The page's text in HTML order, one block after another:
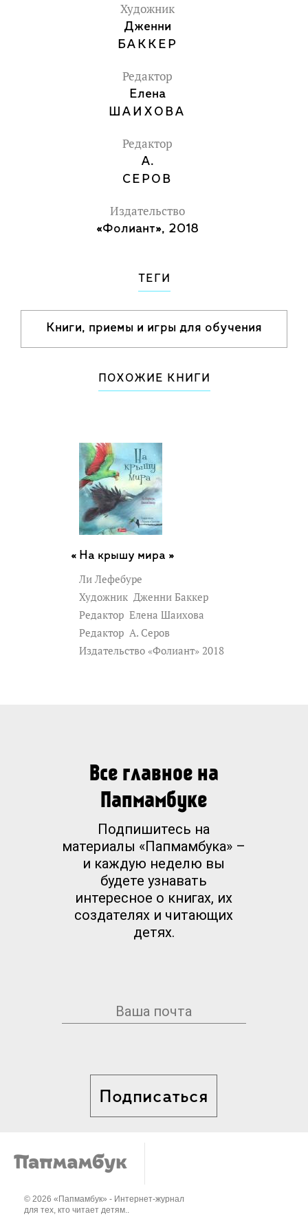
интересные факты;
- книгу могут прочитать ребёнку
очень приятно читать также вместе со
старшим братом или сестрой или
Художник
Дженни
БАККЕР
Редактор
Елена
ШАИХОВА
Редактор
А.
СЕРОВ
Издательство
«Фолиант», 2018
ТЕГИ
Книги, приемы и игры для обучения
ПОХОЖИЕ КНИГИ
На крышу мира »
Ли Лефебуре
Художник Дженни Баккер
Редактор Елена Шаихова
Редактор А. Серов
Издательство «Фолиант» 2018
Все главное на
Папмамбуке
Подпишитесь на
материалы «Папмамбука» –
и каждую неделю вы
будете узнавать
интересное о книгах, их
создателях и читающих
детях.
Подписаться
© 2026 «Папмамбук» - Интернет-журнал
для тех, кто читает детям..